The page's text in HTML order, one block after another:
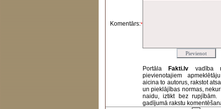
Komentārs:*
Portāla Fakti.lv vadība
pievienotajiem
aicina to autorus, rakstot
un pieklājības normas,
naidu, iztikt bez rupjībām.
gadījumā rakstu